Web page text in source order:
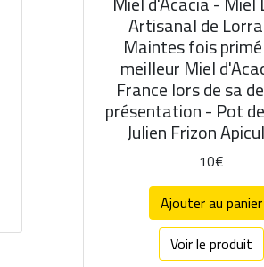
Artisanal de
Maintes fois
meilleur Miel
France lors de sa
présentation - Pot
Julien Frizon
10€
Ajouter au panier
Voir le produit